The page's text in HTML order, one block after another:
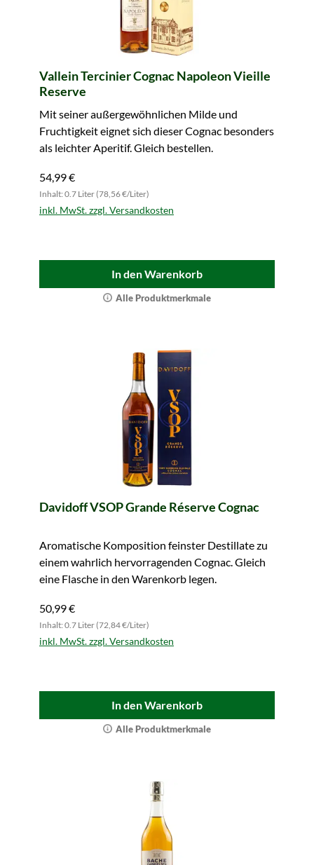
Vallein Tercinier Cognac Napoleon Vieille
Reserve
Mit seiner außergewöhnlichen Milde und
Fruchtigkeit eignet sich dieser Cognac besonders
als leichter Aperitif. Gleich bestellen.
54,99 €
Inhalt: 0.7 Liter (78,56 €/Liter)
inkl. MwSt. zzgl. Versandkosten
In den Warenkorb
Alle Produktmerkmale
Davidoff VSOP Grande Réserve Cognac
Aromatische Komposition feinster Destillate zu
einem wahrlich hervorragenden Cognac. Gleich
eine Flasche in den Warenkorb legen.
50,99 €
Inhalt: 0.7 Liter (72,84 €/Liter)
inkl. MwSt. zzgl. Versandkosten
In den Warenkorb
Alle Produktmerkmale